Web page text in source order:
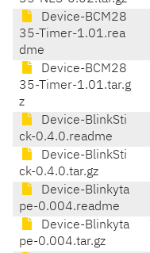
Device-BCM28
35-Timer-1.01.rea
dme
Device-BCM28
35-Timer-1.01.tar.g
z
Device-BlinkSti
ck-0.4.0.readme
Device-BlinkSti
ck-0.4.0.tar.gz
Device-Blinkyta
pe-0.004.readme
Device-Blinkyta
pe-0.004.tar.gz